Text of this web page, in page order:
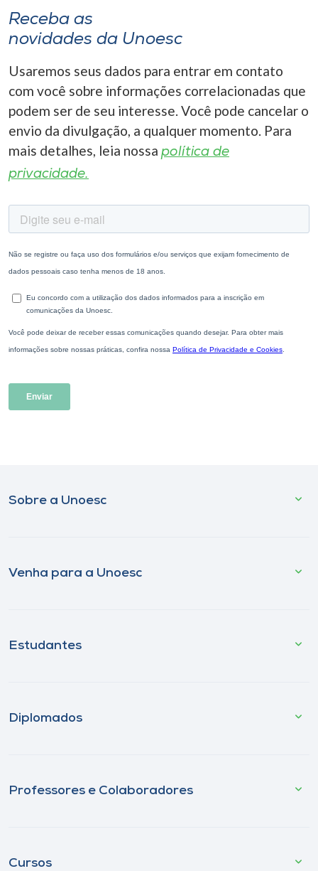
Receba as
novidades da Unoesc
Usaremos seus dados para entrar em contato
com você sobre informações correlacionadas que
podem ser de seu interesse. Você pode cancelar o
envio da divulgação, a qualquer momento. Para
mais detalhes, leia nossa política de
privacidade.
Sobre a Unoesc
Venha para a Unoesc
Estudantes
Diplomados
Professores e Colaboradores
Cursos